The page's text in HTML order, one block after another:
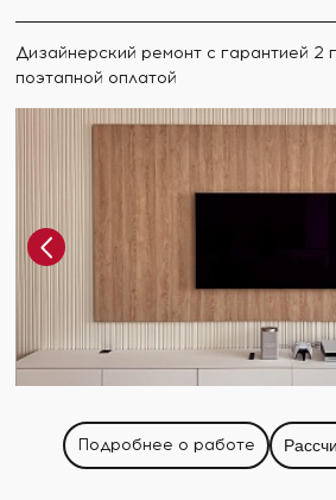
Дизайнерский ремонт с гарантией 2
поэтапной оплатой
Подробнее о работе